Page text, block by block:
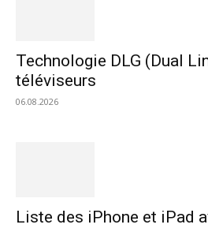
Technologie DLG (Dual
téléviseurs
06.08.2026
Liste des iPhone et iPad